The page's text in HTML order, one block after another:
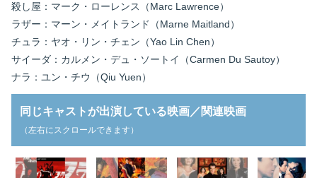
殺し屋：マーク・ローレンス（Marc Lawrence）
ラザー：マーン・メイトランド（Marne Maitland）
チュラ：ヤオ・リン・チェン（Yao Lin Chen）
サイーダ：カルメン・デュ・ソートイ（Carmen Du Sautoy）
ナラ：ユン・チウ（Qiu Yuen）
同じキャストが出演している映画／関連映画
（左右にスクロールできます）